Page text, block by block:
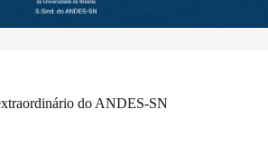
do ANDES-SN